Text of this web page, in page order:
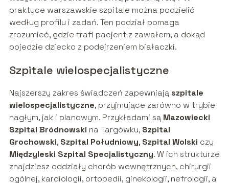
praktyce warszawskie szpitale można podzielić
według profilu i zadań. Ten podział pomaga
zrozumieć, gdzie trafi pacjent z zawałem, a dokąd
pojedzie dziecko z podejrzeniem białaczki.
Szpitale wielospecjalistyczne
Najszerszy zakres świadczeń zapewniają szpitale
wielospecjalistyczne, przyjmujące zarówno w trybie
nagłym, jak i planowym. Przykładami są Mazowiecki
Szpital Bródnowski na Targówku, Szpital
Grochowski, Szpital Południowy, Szpital Wolski czy
Międzyleski Szpital Specjalistyczny. W ich strukturze
znajdziesz oddziały chorób wewnętrznych, chirurgii
ogólnej, kardiologii, ortopedii, ginekologii, nefrologii, a